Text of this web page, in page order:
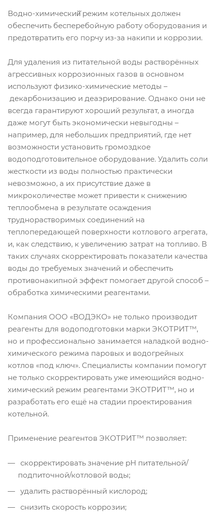
Водно-химический̆ режим котельных должен
обеспечить бесперебойную работу оборудования и
предотвратить его порчу из-за накипи и коррозии.
Для удаления из питательной воды растворённых
агрессивных коррозионных газов в основном
используют физико-химические методы –
декарбонизацию и деаэрирование. Однако они не
всегда гарантируют хороший результат, а иногда
даже могут быть экономически невыгодны –
например, для небольших предприятий, где нет
возможности установить громоздкое
водоподготовительное оборудование. Удалить соли
жесткости из воды полностью практически
невозможно, а их присутствие даже в
микроколичестве может привести к снижению
теплообмена в результате осаждения
труднорастворимых соединений на
теплопередающей поверхности котлового агрегата,
и, как следствию, к увеличению затрат на топливо. В
таких случаях скорректировать показатели качества
воды до требуемых значений и обеспечить
противонакипной эффект помогает другой способ –
обработка химическими реагентами.
Компания ООО «ВОДЭКО» не только производит
реагенты для водоподготовки марки ЭКОТРИТ™,
но и профессионально занимается наладкой водно-
химического режима паровых и водогрейных
котлов «под ключ». Специалисты компании помогут
не только скорректировать уже имеющийся водно-
химический режим реагентами ЭКОТРИТ™, но и
разработать его ещё на стадии проектирования
котельной.
Применение реагентов ЭКОТРИТ™ позволяет:
скорректировать значение рН питательной/
подпиточной/котловой воды;
удалить растворённый кислород;
снизить скорость коррозии;